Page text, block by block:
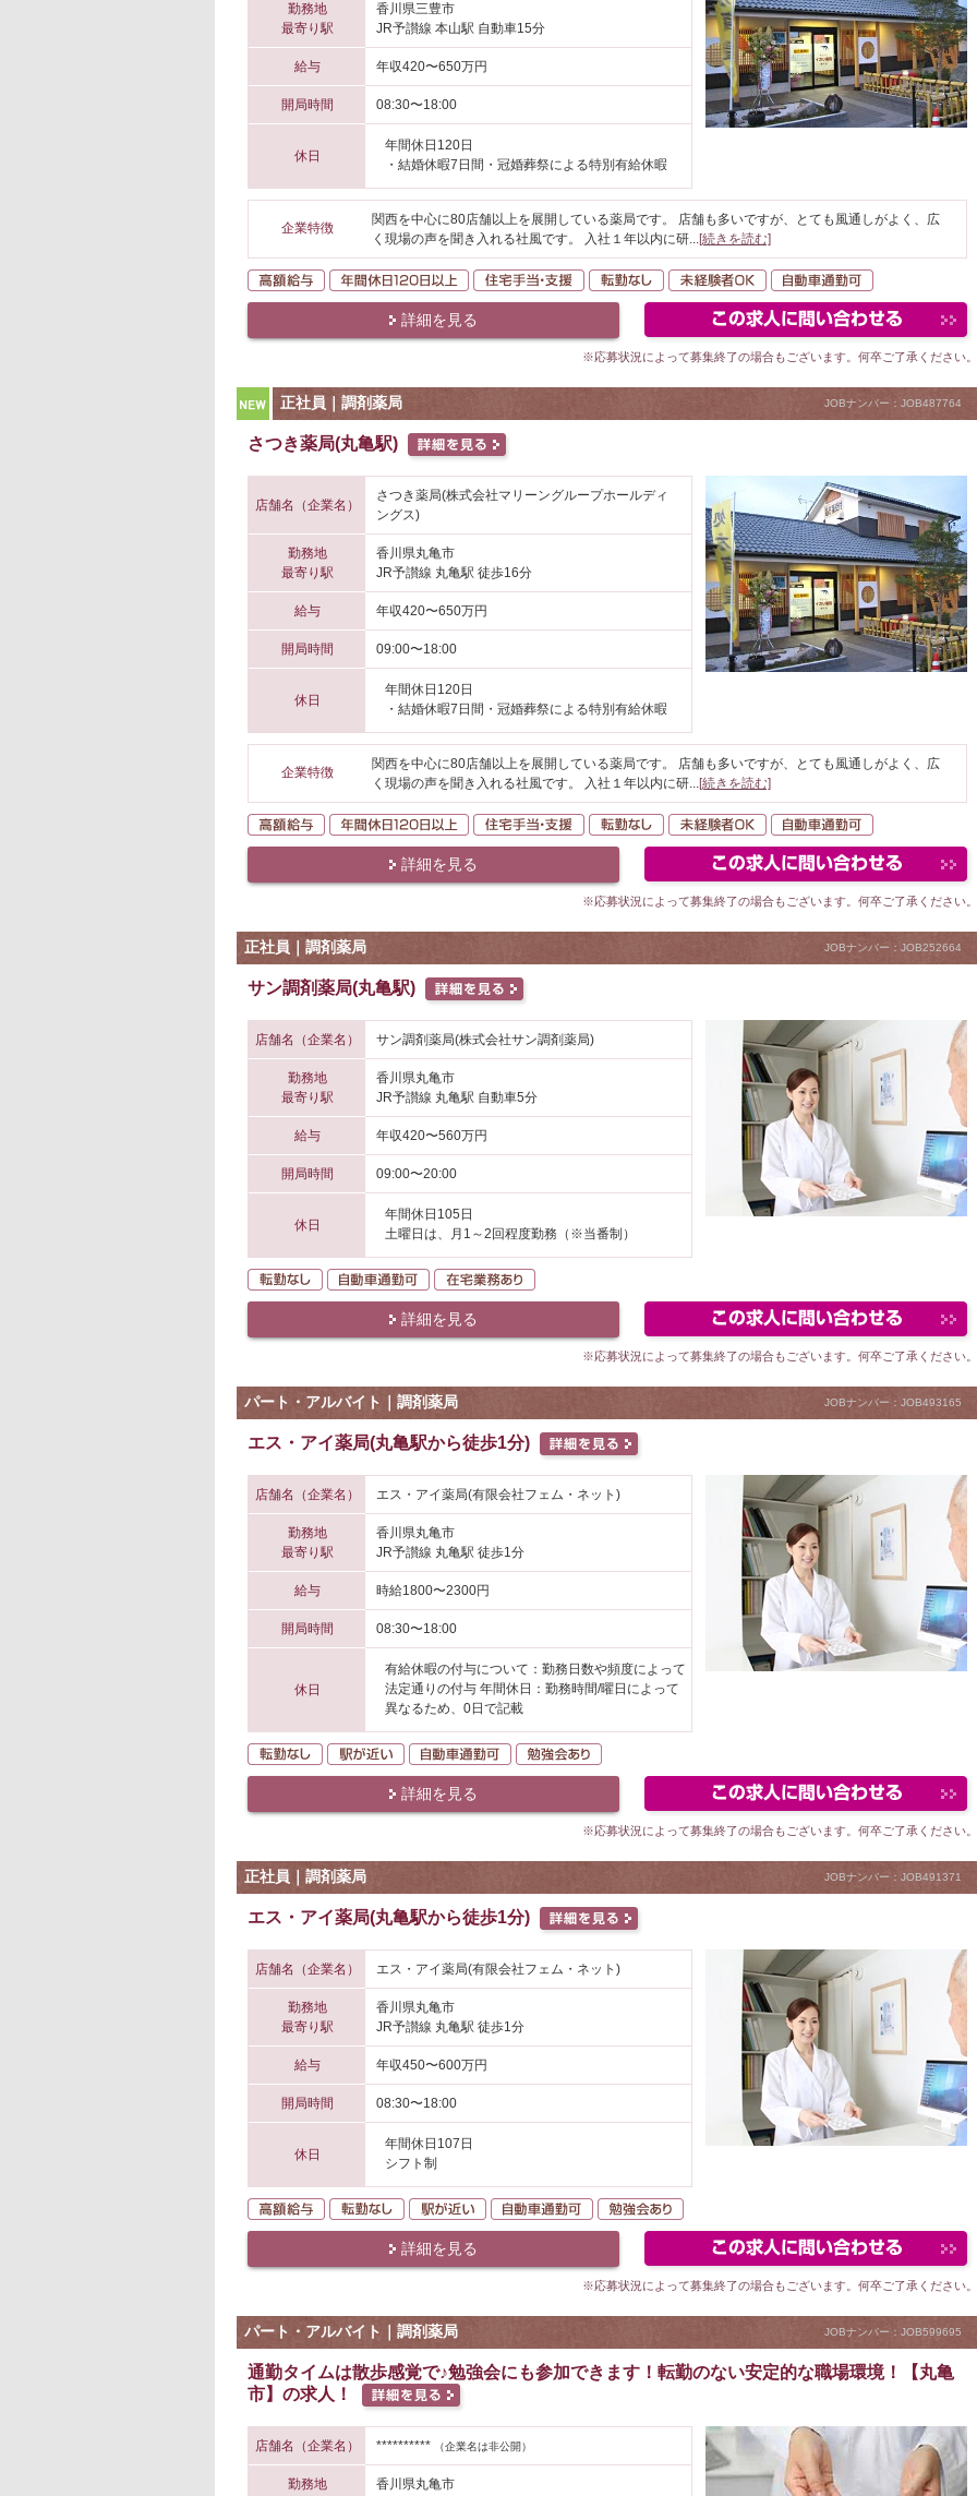
勤務地
最寄り駅
香川県三豊市
JR予讃線 本山駅 自動車15分
給与 年収420〜650万円
開局時間 08:30〜18:00
休日
年間休日120日
・結婚休暇7日間・冠婚葬祭による特別有給休暇
企業特徴
関西を中心に80店舗以上を展開している薬局です。 店舗も多いですが、とても風通しがよく、広
く現場の声を聞き入れる社風です。 入社１年以内に研...[続きを読む]
高額給与 年間休日120日以上 住宅手当・支援 転勤なし 未経験者OK
詳細を見る
※応募状況によって募集終了の場合もございます。何卒ご了承ください。
NEW
正社員｜調剤薬局 JOBナンバー：JOB487764
さつき薬局(丸亀駅)
店舗名（企業名）
さつき薬局(株式会社マリーングループホールディ
ングス)
勤務地
最寄り駅
香川県丸亀市
JR予讃線 丸亀駅 徒歩16分
給与 年収420〜650万円
開局時間 09:00〜18:00
休日
年間休日120日
・結婚休暇7日間・冠婚葬祭による特別有給休暇
企業特徴
関西を中心に80店舗以上を展開している薬局です。 店舗も多いですが、とても風通しがよく、広
く現場の声を聞き入れる社風です。 入社１年以内に研...[続きを読む]
高額給与 年間休日120日以上 住宅手当・支援 転勤なし 未経験者OK
詳細を見る
※応募状況によって募集終了の場合もございます。何卒ご了承ください。
正社員｜調剤薬局 JOBナンバー：JOB252664
サン調剤薬局(丸亀駅)
店舗名（企業名） サン調剤薬局(株式会社サン調剤薬局)
勤務地
最寄り駅
香川県丸亀市
JR予讃線 丸亀駅 自動車5分
給与 年収420〜560万円
開局時間 09:00〜20:00
休日
年間休日105日
土曜日は、月1～2回程度勤務（※当番制）
転勤なし 自動車通勤可
詳細を見る
※応募状況によって募集終了の場合もございます。何卒ご了承ください。
パート・アルバイト｜調剤薬局 JOBナンバー：JOB493165
エス・アイ薬局(丸亀駅から徒歩1分)
店舗名（企業名） エス・アイ薬局(有限会社フェム・ネット)
勤務地
最寄り駅
香川県丸亀市
JR予讃線 丸亀駅 徒歩1分
給与 時給1800〜2300円
開局時間 08:30〜18:00
休日
有給休暇の付与について：勤務日数や頻度によって
法定通りの付与 年間休日：勤務時間/曜日によって
異なるため、0日で記載
転勤なし 駅が近い 自動車通勤可
詳細を見る
※応募状況によって募集終了の場合もございます。何卒ご了承ください。
正社員｜調剤薬局 JOBナンバー：JOB491371
エス・アイ薬局(丸亀駅から徒歩1分)
店舗名（企業名） エス・アイ薬局(有限会社フェム・ネット)
勤務地
最寄り駅
香川県丸亀市
JR予讃線 丸亀駅 徒歩1分
給与 年収450〜600万円
開局時間 08:30〜18:00
休日
年間休日107日
シフト制
高額給与 転勤なし 駅が近い 自動車通勤可
詳細を見る
※応募状況によって募集終了の場合もございます。何卒ご了承ください。
パート・アルバイト｜調剤薬局 JOBナンバー：JOB599695
通勤タイムは散歩感覚で♪勉強会にも参加できます！転勤のない安定的な職場環境！【丸亀
市】の求人！
店舗名（企業名） ********** （企業名は非公開）
勤務地 香川県丸亀市